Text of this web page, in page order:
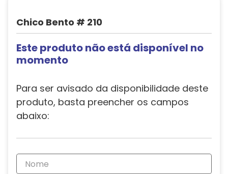
Chico Bento # 210
Este produto não está disponível no
momento
Para ser avisado da disponibilidade deste
produto, basta preencher os campos
abaixo: